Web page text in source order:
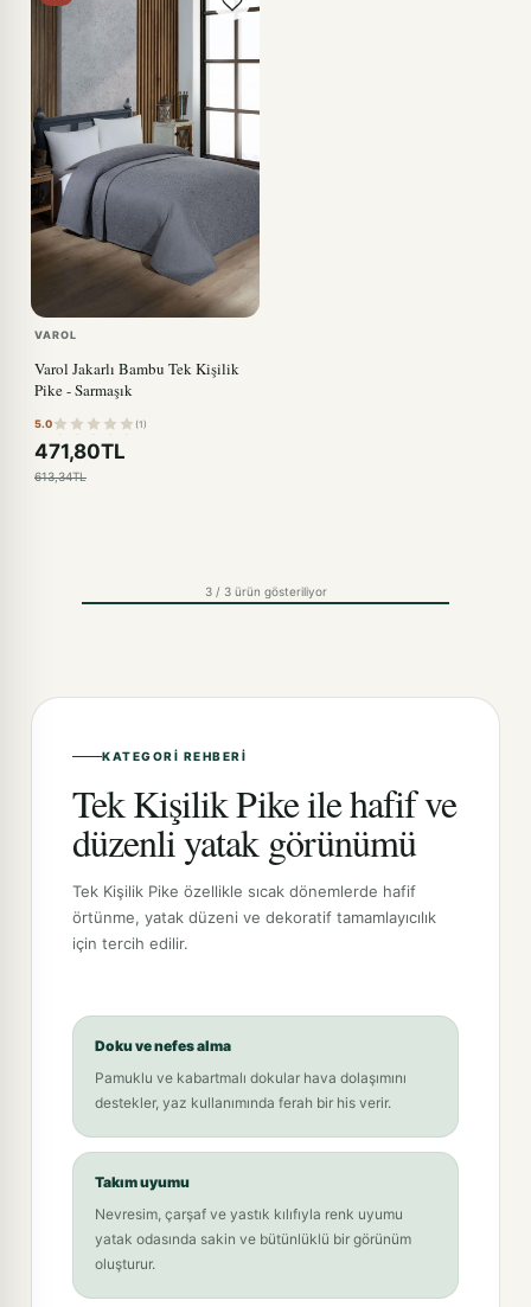
VAROL
Varol Jakarlı Bambu Tek Kişilik
Pike - Sarmaşık
5.0 (1)
471,80TL
613,34TL
3 / 3 ürün gösteriliyor
KATEGORI REHBERI
Tek Kişilik Pike ile hafif ve
düzenli yatak görünümü
Tek Kişilik Pike özellikle sıcak dönemlerde hafif
örtünme, yatak düzeni ve dekoratif tamamlayıcılık
için tercih edilir.
Doku ve nefes alma
Pamuklu ve kabartmalı dokular hava dolaşımını
destekler, yaz kullanımında ferah bir his verir.
Takım uyumu
Nevresim, çarşaf ve yastık kılıfıyla renk uyumu
yatak odasında sakin ve bütünlüklü bir görünüm
oluşturur.